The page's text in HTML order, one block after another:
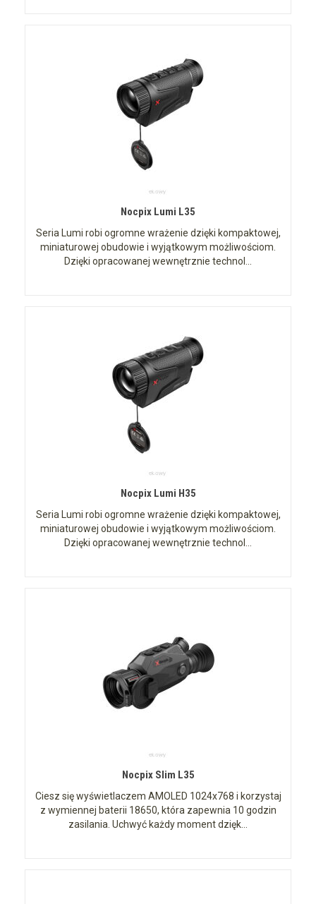
Nocpix Lumi L35
Seria Lumi robi ogromne wrażenie dzięki kompaktowej,
miniaturowej obudowie i wyjątkowym możliwościom.
Dzięki opracowanej wewnętrznie technol...
Nocpix Lumi H35
Seria Lumi robi ogromne wrażenie dzięki kompaktowej,
miniaturowej obudowie i wyjątkowym możliwościom.
Dzięki opracowanej wewnętrznie technol...
Nocpix Slim L35
Ciesz się wyświetlaczem AMOLED 1024x768 i korzystaj
z wymiennej baterii 18650, która zapewnia 10 godzin
zasilania. Uchwyć każdy moment dzięk...